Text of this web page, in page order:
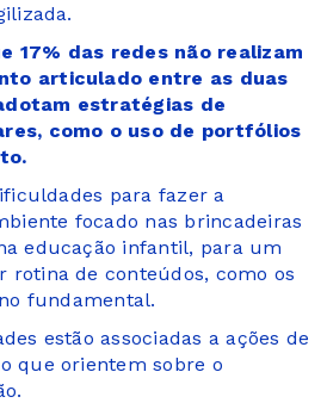
17% das redes não realizam
articulado entre as duas
estratégias de
como o uso de portfólios
para fazer a
focado nas brincadeiras
educação infantil, para um
rotina de conteúdos, como os
fundamental.
estão associadas a ações de
que orientem sobre o